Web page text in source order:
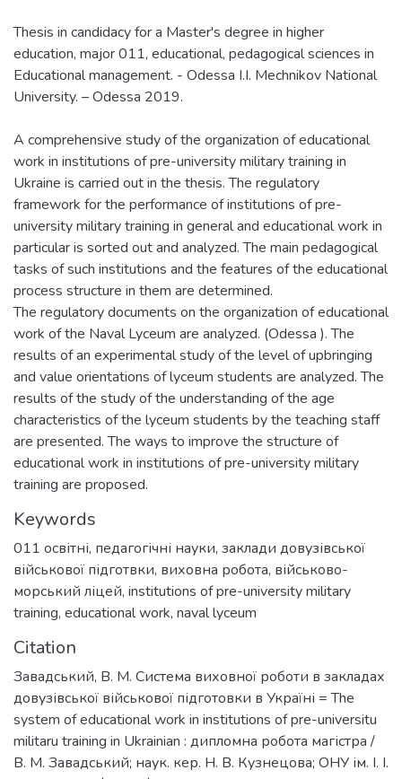
Thesis in candidacy for a Master's degree in higher
education, major 011, educational, pedagogical sciences in
Educational management. - Odessa I.I. Mechnikov National
University. – Odessa 2019.
A comprehensive study of the organization of educational
work in institutions of pre-university military training in
Ukraine is carried out in the thesis. The regulatory
framework for the performance of institutions of pre-
university military training in general and educational work in
particular is sorted out and analyzed. The main pedagogical
tasks of such institutions and the features of the educational
process structure in them are determined.
The regulatory documents on the organization of educational
work of the Naval Lyceum are analyzed. (Odessa ). The
results of an experimental study of the level of upbringing
and value orientations of lyceum students are analyzed. The
results of the study of the understanding of the age
characteristics of the lyceum students by the teaching staff
are presented. The ways to improve the structure of
educational work in institutions of pre-university military
training are proposed.
Keywords
011 освітні, педагогічні науки, заклади довузівської
військової підготвки, виховна робота, військово-
морський ліцей, institutions of pre-university military
training, educational work, naval lyceum
Citation
Завадський, В. М. Система виховної роботи в закладах
довузівської військової підготовки в Україні = The
system of educational work in institutions of pre-universitu
militaru training in Ukrainian : дипломна робота магістра /
В. М. Завадський; наук. кер. Н. В. Кузнецова; ОНУ ім. І. І.